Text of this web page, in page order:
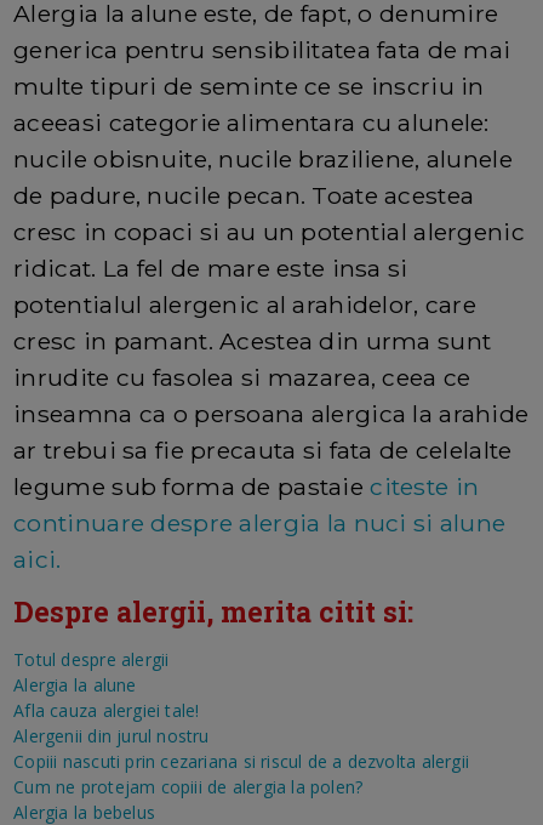
Alergia la alune este, de fapt, o denumire
generica pentru sensibilitatea fata de mai
multe tipuri de seminte ce se inscriu in
aceeasi categorie alimentara cu alunele:
nucile obisnuite, nucile braziliene, alunele
de padure, nucile pecan. Toate acestea
cresc in copaci si au un potential alergenic
ridicat. La fel de mare este insa si
potentialul alergenic al arahidelor, care
cresc in pamant. Acestea din urma sunt
inrudite cu fasolea si mazarea, ceea ce
inseamna ca o persoana alergica la arahide
ar trebui sa fie precauta si fata de celelalte
legume sub forma de pastaieciteste in
continuare despre alergia la nuci si alune
aici.
Despre alergii, merita citit si:
Totul despre alergii
Alergia la alune
Afla cauza alergiei tale!
Alergenii din jurul nostru
Copiii nascuti prin cezariana si riscul de a dezvolta alergii
Cum ne protejam copiii de alergia la polen?
Alergia la bebelus